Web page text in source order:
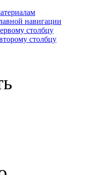
навигации
столбцу
столбцу